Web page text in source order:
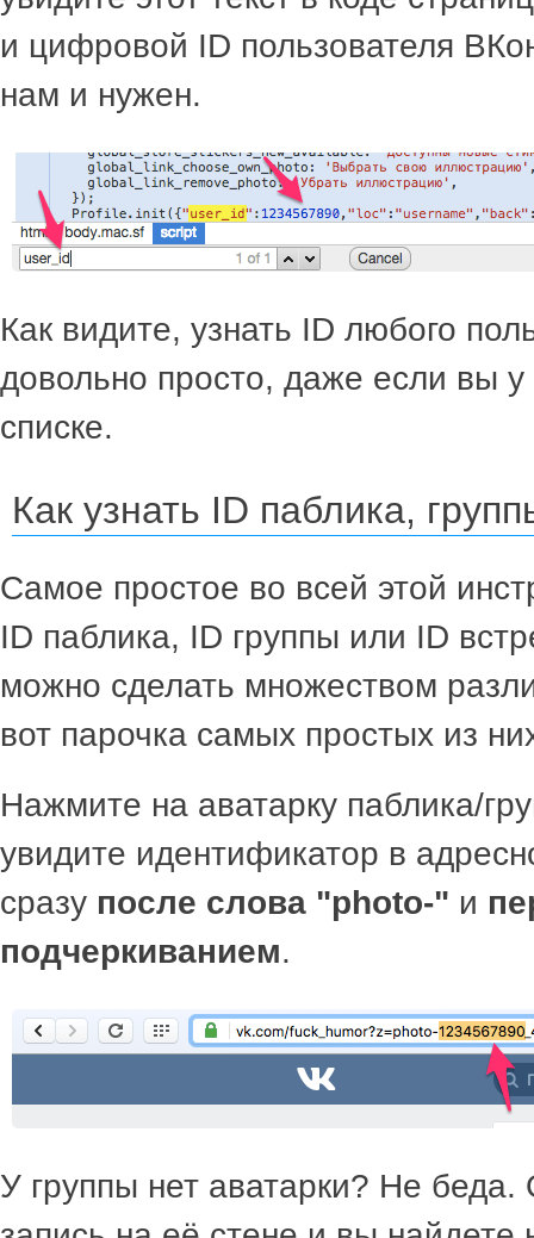
и цифровой ID пользователя
нам и нужен.
Как видите, узнать ID любого
довольно просто, даже если вы у
списке.
Как узнать ID паблика,
Самое простое во всей этой
ID паблика, ID группы или ID
можно сделать множеством
вот парочка самых простых из
Нажмите на аватарку паблика/
увидите идентификатор в
сразу после слова "photo-" и
подчеркиванием.
У группы нет аватарки? Не